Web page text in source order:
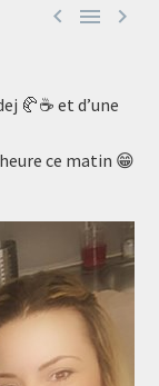
  
🥐☕️ et d’une
ce matin 😁